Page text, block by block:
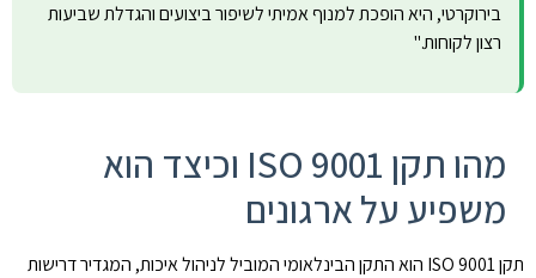
בירוקרטי, היא הופכת למנוף אמיתי לשיפור ביצועים והגדלת שביעות
רצון לקוחות."
מהו תקן ISO 9001 וכיצד הוא
משפיע על ארגונים
תקן ISO 9001 הוא התקן הבינלאומי המוביל לניהול איכות, המגדיר דרישות